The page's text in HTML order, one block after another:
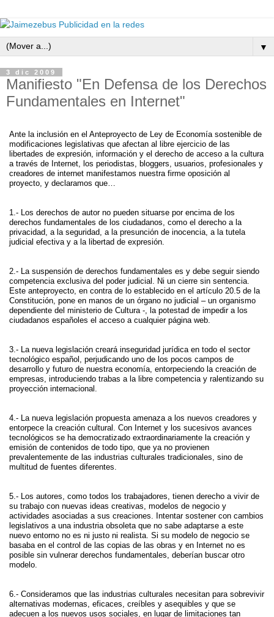
▼
3 dic 2009
Manifiesto "En Defensa de los Derechos
Fundamentales en Internet"
Ante la inclusión en el Anteproyecto de Ley de Economía sostenible de
modificaciones legislativas que afectan al libre ejercicio de las
libertades de expresión, información y el derecho de acceso a la cultura
a través de Internet, los periodistas, bloggers, usuarios, profesionales y
creadores de internet manifestamos nuestra firme oposición al
proyecto, y declaramos que…
1.- Los derechos de autor no pueden situarse por encima de los
derechos fundamentales de los ciudadanos, como el derecho a la
privacidad, a la seguridad, a la presunción de inocencia, a la tutela
judicial efectiva y a la libertad de expresión.
2.- La suspensión de derechos fundamentales es y debe seguir siendo
competencia exclusiva del poder judicial. Ni un cierre sin sentencia.
Este anteproyecto, en contra de lo establecido en el artículo 20.5 de la
Constitución, pone en manos de un órgano no judicial – un organismo
dependiente del ministerio de Cultura -, la potestad de impedir a los
ciudadanos españoles el acceso a cualquier página web.
3.- La nueva legislación creará inseguridad jurídica en todo el sector
tecnológico español, perjudicando uno de los pocos campos de
desarrollo y futuro de nuestra economía, entorpeciendo la creación de
empresas, introduciendo trabas a la libre competencia y ralentizando su
proyección internacional.
4.- La nueva legislación propuesta amenaza a los nuevos creadores y
entorpece la creación cultural. Con Internet y los sucesivos avances
tecnológicos se ha democratizado extraordinariamente la creación y
emisión de contenidos de todo tipo, que ya no provienen
prevalentemente de las industrias culturales tradicionales, sino de
multitud de fuentes diferentes.
5.- Los autores, como todos los trabajadores, tienen derecho a vivir de
su trabajo con nuevas ideas creativas, modelos de negocio y
actividades asociadas a sus creaciones. Intentar sostener con cambios
legislativos a una industria obsoleta que no sabe adaptarse a este
nuevo entorno no es ni justo ni realista. Si su modelo de negocio se
basaba en el control de las copias de las obras y en Internet no es
posible sin vulnerar derechos fundamentales, deberían buscar otro
modelo.
6.- Consideramos que las industrias culturales necesitan para sobrevivir
alternativas modernas, eficaces, creíbles y asequibles y que se
adecuen a los nuevos usos sociales, en lugar de limitaciones tan